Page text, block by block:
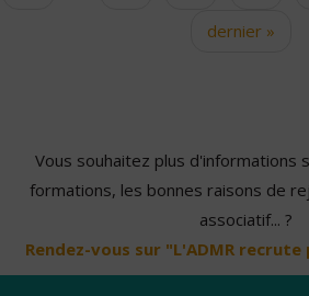
dernier »
Vous souhaitez plus d'informations
formations, les bonnes raisons de
associatif... ?
Rendez-vous sur "L'ADMR